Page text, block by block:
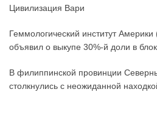
Цивилизация Вари
Геммологический институт
объявил о выкупе 30%-й доли в
В филиппинской провинции
столкнулись с неожиданной